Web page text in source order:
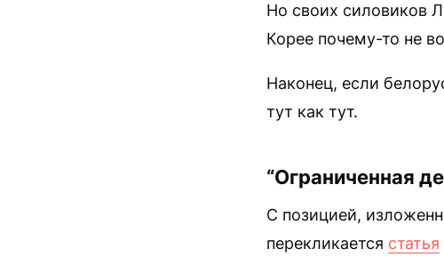
Но своих силовиков
Корее почему-то не
Наконец, если
тут как тут.
“Ограниченная
С позицией,
перекликается статья